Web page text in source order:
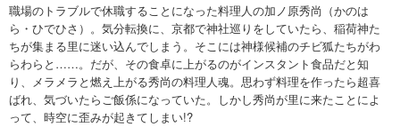
職場のトラブルで休職することになった料理人の加ノ原秀尚（かのは
ら・ひでひさ）。気分転換に、京都で神社巡りをしていたら、稲荷神た
ちが集まる里に迷い込んでしまう。そこには神様候補のチビ狐たちがわ
らわらと……。だが、その食卓に上がるのがインスタント食品だと知
り、メラメラと燃え上がる秀尚の料理人魂。思わず料理を作ったら超喜
ばれ、気づいたらご飯係になっていた。しかし秀尚が里に来たことによ
って、時空に歪みが起きてしまい!?